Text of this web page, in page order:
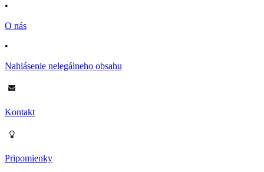
•
O nás
•
Nahlásenie nelegálneho obsahu
Kontakt
Pripomienky